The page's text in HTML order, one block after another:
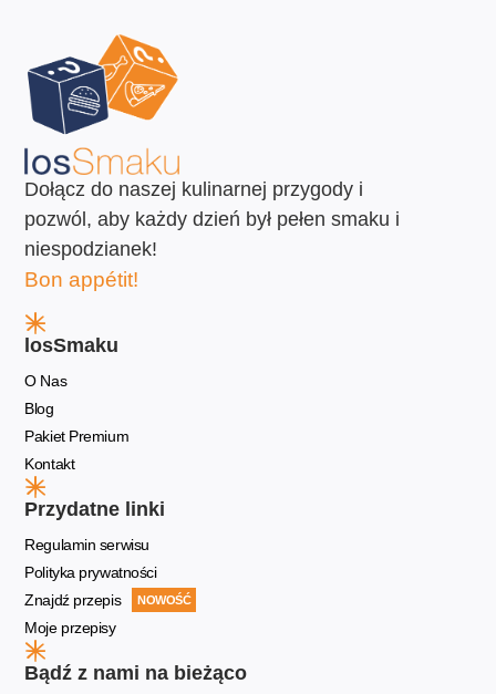
Dołącz do naszej kulinarnej przygody i
pozwól, aby każdy dzień był pełen smaku i
niespodzianek!
Bon appétit!
losSmaku
O Nas
Blog
Pakiet Premium
Kontakt
Przydatne linki
Regulamin serwisu
Polityka prywatności
Znajdź przepis
NOWOŚĆ
Moje przepisy
Bądź z nami na bieżąco